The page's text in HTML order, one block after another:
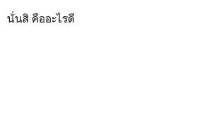
นั่นสิ คืออะไรดี